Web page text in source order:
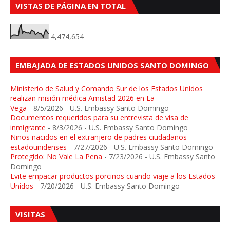
VISTAS DE PÁGINA EN TOTAL
4,474,654
EMBAJADA DE ESTADOS UNIDOS SANTO DOMINGO
Ministerio de Salud y Comando Sur de los Estados Unidos
realizan misión médica Amistad 2026 en La
Vega - 8/5/2026 - U.S. Embassy Santo Domingo
Documentos requeridos para su entrevista de visa de
inmigrante - 8/3/2026 - U.S. Embassy Santo Domingo
Niños nacidos en el extranjero de padres ciudadanos
estadounidenses - 7/27/2026 - U.S. Embassy Santo Domingo
Protegido: No Vale La Pena - 7/23/2026 - U.S. Embassy Santo
Domingo
Evite empacar productos porcinos cuando viaje a los Estados
Unidos - 7/20/2026 - U.S. Embassy Santo Domingo
VISITAS